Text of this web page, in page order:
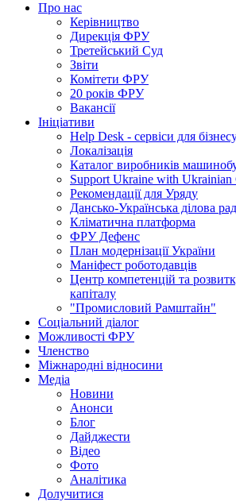
Про нас
Керівництво
Дирекція ФРУ
Третейський Суд
Звіти
Комітети ФРУ
20 років ФРУ
Вакансії
Ініціативи
Help Desk - сервіси для
Локалізація
Каталог виробників
Support Ukraine with Ukrainian
Рекомендації для Уряду
Дансько-Українська ділова
Кліматична платформа
ФРУ Дефенс
План модернізації України
Маніфест роботодавців
Центр компетенцій та
капіталу
"Промисловий Рамштайн"
Соціальний діалог
Можливості ФРУ
Членство
Міжнародні відносини
Медіа
Новини
Анонси
Блог
Дайджести
Відео
Фото
Аналітика
Долучитися